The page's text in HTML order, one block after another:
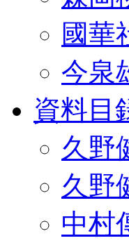
國華
今泉
資料目
久野
久野
中村